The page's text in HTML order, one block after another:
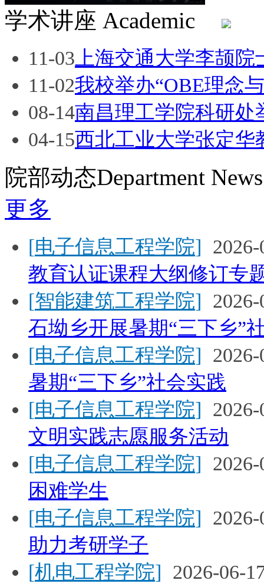
学术讲座 Academic
11-03 上海交通大学李颉
11-02我校举办“OBE理念
08-14南昌理工学院科研处
04-15西北工业大学张定华
院部动态Department News
更多
[电子信息工程学院]
教育认证课程大纲修订专
[智能建筑工程学院]
石坳乡开展暑期“三下乡”
[电子信息工程学院]
暑期“三下乡”社会实践
[电子信息工程学院]
文明实践志愿服务活动
[电子信息工程学院]
困难学生
[电子信息工程学院]
助力考研学子
[机电工程学院] 2026-06-